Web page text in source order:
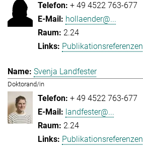
+ 49 4522 763-677
hollaender@...
2.24
Publikationsreferenzen
Svenja Landfester
Doktorand/in
+ 49 4522 763-677
landfester@...
2.24
Publikationsreferenzen